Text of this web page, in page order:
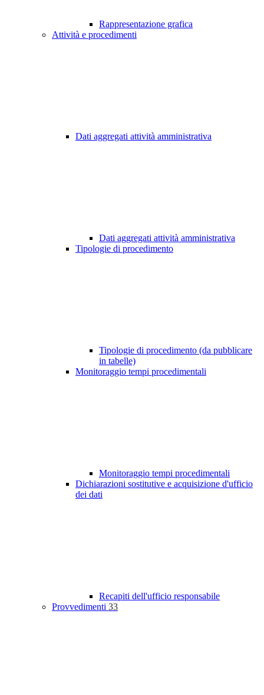
Rappresentazione grafica
Attività e procedimenti
Dati aggregati attività amministrativa
Dati aggregati attività amministrativa
Tipologie di procedimento
Tipologie di procedimento (da pubblicare
in tabelle)
Monitoraggio tempi procedimentali
Monitoraggio tempi procedimentali
Dichiarazioni sostitutive e acquisizione d'ufficio
dei dati
Recapiti dell'ufficio responsabile
Provvedimenti 33